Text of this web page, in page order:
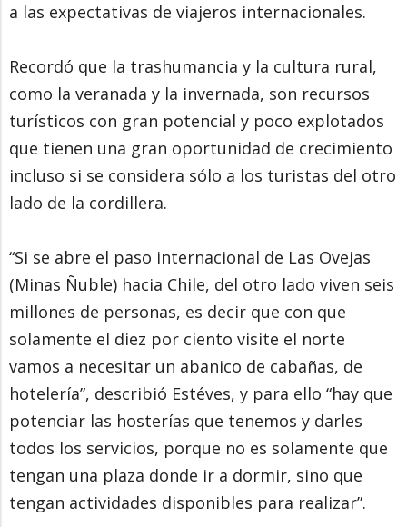
a las expectativas de viajeros internacionales.
Recordó que la trashumancia y la cultura rural,
como la veranada y la invernada, son recursos
turísticos con gran potencial y poco explotados
que tienen una gran oportunidad de crecimiento
incluso si se considera sólo a los turistas del otro
lado de la cordillera.
“Si se abre el paso internacional de Las Ovejas
(Minas Ñuble) hacia Chile, del otro lado viven seis
millones de personas, es decir que con que
solamente el diez por ciento visite el norte
vamos a necesitar un abanico de cabañas, de
hotelería”, describió Estéves, y para ello “hay que
potenciar las hosterías que tenemos y darles
todos los servicios, porque no es solamente que
tengan una plaza donde ir a dormir, sino que
tengan actividades disponibles para realizar”.